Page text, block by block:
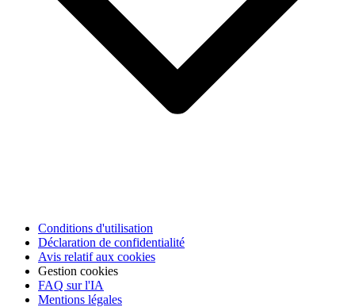
Conditions d'utilisation
Déclaration de confidentialité
Avis relatif aux cookies
Gestion cookies
FAQ sur l'IA
Mentions légales